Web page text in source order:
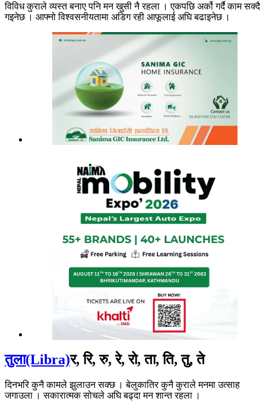
विविध कुराले व्यस्त बनाए पनि मन खुसी नै रहला । एकपछि अर्को गर्दै काम सक्दै
गइनेछ । आफ्नो विश्वसनीयतामा अडिग रही आफूलाई अघि बढाइनेछ ।
तुला(Libra)र, रि, रु, रे, रो, ता, ति, तु, ते
दिनभरि कुनै कामले झुलाउन सक्छ । बेलुकातिर कुनै कुराले मनमा उत्साह
जगाउला । सकारात्मक सोचले अघि बढ्दा मन शान्त रहला ।